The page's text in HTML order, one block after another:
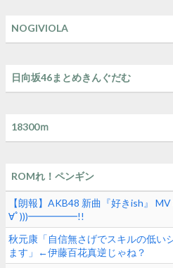
NOGIVIOLA
日向坂46まとめきんぐだむ
18300ｍ
ROMれ！ペンギン
【朗報】AKB48 新曲『好きish』
∀ﾟ)))━━━━━!!
秋元康「自信無さげでスキルの低い
ます」←伊藤百花真逆じゃね？